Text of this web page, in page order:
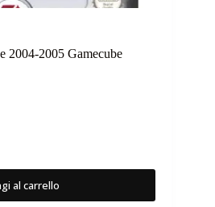
2004-2005 Gamecube
al carrello